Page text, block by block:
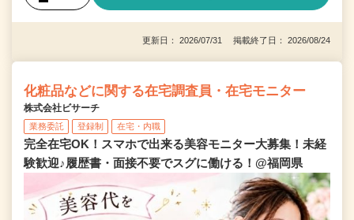
更新日： 2026/07/31 掲載終了日： 2026/08/24
化粧品などに関する在宅調査員・在宅モニター
株式会社ビサーチ
業務委託 登録制 在宅・内職
完全在宅OK！スマホで出来る美容モニター大募集！未経
験歓迎♪履歴書・面接不要でスグに働ける！@福岡県